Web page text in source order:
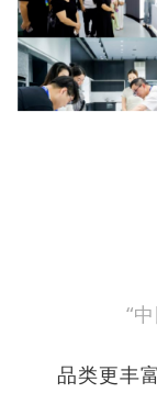
“
品类更丰